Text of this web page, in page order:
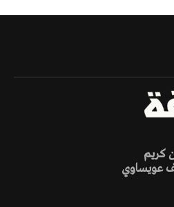
كريم
عويساوي